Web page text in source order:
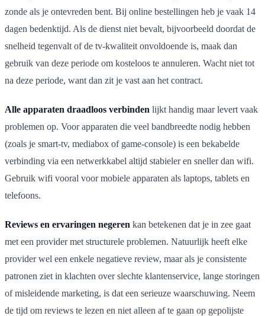
zonde als je ontevreden bent. Bij online bestellingen heb je vaak 14
dagen bedenktijd. Als de dienst niet bevalt, bijvoorbeeld doordat de
snelheid tegenvalt of de tv-kwaliteit onvoldoende is, maak dan
gebruik van deze periode om kosteloos te annuleren. Wacht niet tot
na deze periode, want dan zit je vast aan het contract.
Alle apparaten draadloos verbinden lijkt handig maar levert vaak
problemen op. Voor apparaten die veel bandbreedte nodig hebben
(zoals je smart-tv, mediabox of game-console) is een bekabelde
verbinding via een netwerkkabel altijd stabieler en sneller dan wifi.
Gebruik wifi vooral voor mobiele apparaten als laptops, tablets en
telefoons.
Reviews en ervaringen negeren kan betekenen dat je in zee gaat
met een provider met structurele problemen. Natuurlijk heeft elke
provider wel een enkele negatieve review, maar als je consistente
patronen ziet in klachten over slechte klantenservice, lange storingen
of misleidende marketing, is dat een serieuze waarschuwing. Neem
de tijd om reviews te lezen en niet alleen af te gaan op gepolijste